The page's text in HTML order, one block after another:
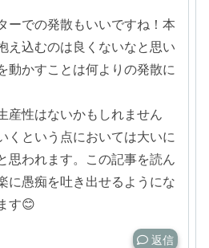
ーでの発散もいいですね！本
え込むのは良くないなと思い
動かすことは何よりの発散に
産性はないかもしれません
くという点においては大いに
思われます。この記事を読ん
に愚痴を吐き出せるようにな
す😊
返信